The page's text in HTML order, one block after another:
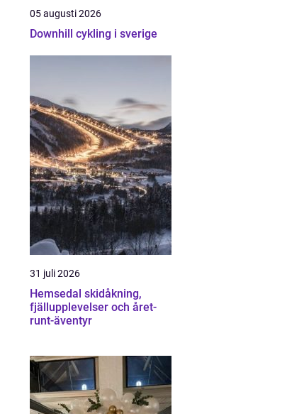
05 augusti 2026
Downhill cykling i sverige
31 juli 2026
Hemsedal skidåkning,
fjällupplevelser och året-
runt-äventyr